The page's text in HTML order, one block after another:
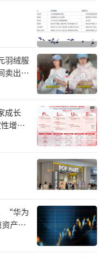
年10月，仅有20%
胜了同类型被动基
年内，有50%以上的
金，它们中还有部分
了。
率 来源：晨星基金
羽绒服
卖出超
成长
增长
“华为
产考